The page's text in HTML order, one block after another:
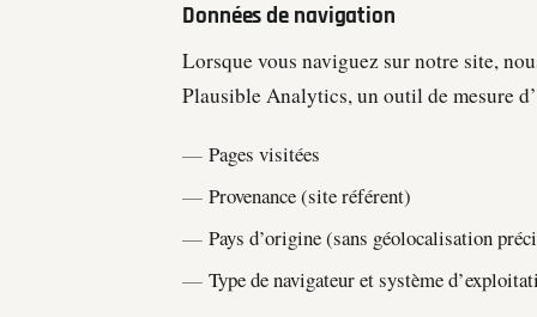
Données de navigation
Lorsque vous naviguez sur notre site,
Plausible Analytics, un outil de mesure
Pages visitées
Provenance (site référent)
Pays d’origine (sans géolocalisation
Type de navigateur et système